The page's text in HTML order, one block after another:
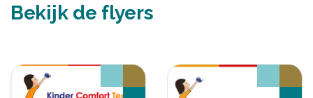
Bekijk de flyers